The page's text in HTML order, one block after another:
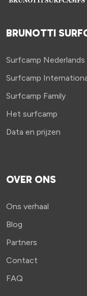
BRUNOTTI
Surfcamp Nederlands
Surfcamp
Surfcamp Family
Het surfcamp
Data en prijzen
OVER ONS
Ons verhaal
Blog
Partners
Contact
FAQ